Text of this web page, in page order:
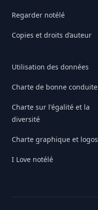
Regarder notélé
Copies et droits d’auteur
Utilisation des données
Charte de bonne conduite
Charte sur l'égalité et la
diversité
Charte graphique et logos
I Love notélé